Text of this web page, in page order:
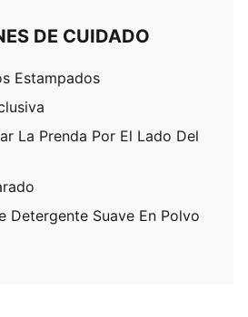
DE CUIDADO
Estampados
La Prenda Por El Lado Del
Detergente Suave En Polvo